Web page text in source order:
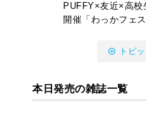
PUFFY×友近×高
開催「わっかフェ
トピ
本日発売の雑誌一覧